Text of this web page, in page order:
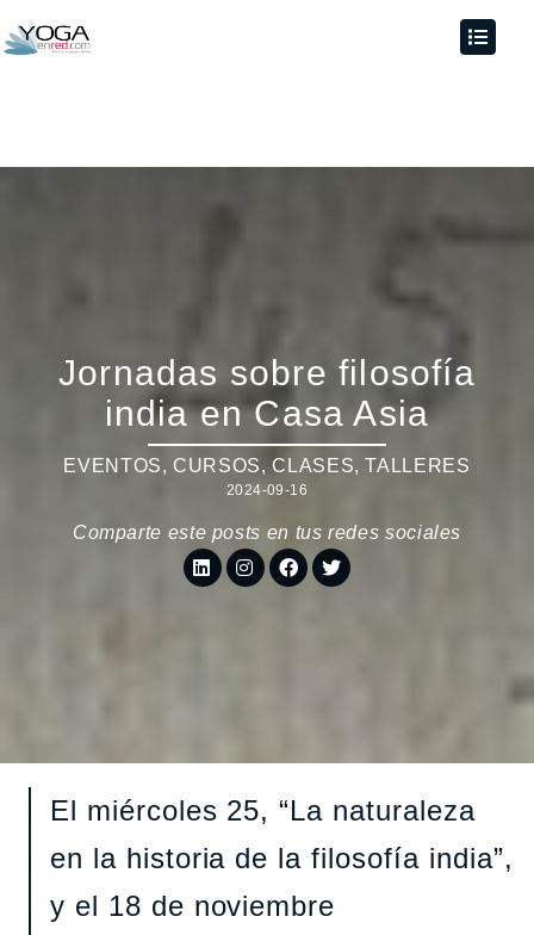
Jornadas sobre filosofía
india en Casa Asia
EVENTOS, CURSOS, CLASES, TALLERES
2024-09-16
Comparte este posts en tus redes sociales
El miércoles 25, “La naturaleza
en la historia de la filosofía india”,
y el 18 de noviembre